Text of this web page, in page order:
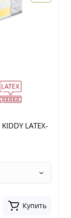
LATEX-
Купить